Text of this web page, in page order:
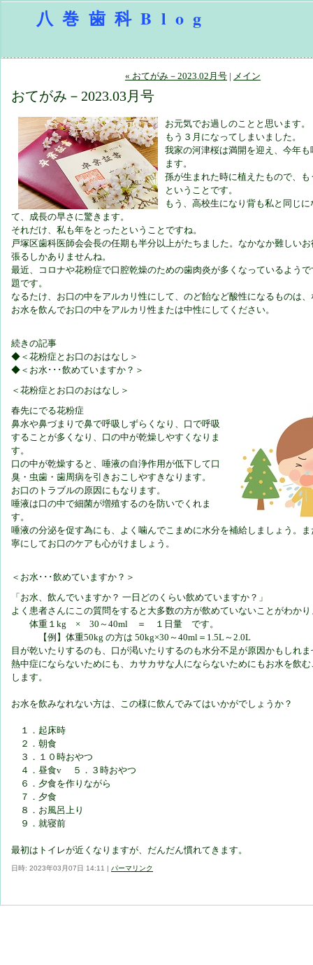
八巻歯科Blog
« おてがみ－2023.02月号 | メイン
おてがみ－2023.03月号
お元気でお過しのことと思います。
もう３月になってしまいました。
我家の河津桜は満開を迎え、今年
ます。
孫が生まれた時に植えたもので、
ということです。
もう、高校生になり背も私と同じ
て、成長の早さに驚きます。
それだけ、私も年をとったということですね。
戸塚区歯科医師会会長の任期も半分以上がたちました。なかなか難しい
張るしかありませんね。
最近、コロナや花粉症で口腔乾燥のための歯肉炎が多くなっているよう
題です。
なるたけ、お口の中をアルカリ性にして、のど飴など酸性になるものは
お水を飲んでお口の中をアルカリ性または中性にしてください。
続きの記事
◆＜花粉症とお口のおはなし＞
◆＜お水･･･飲めていますか？＞
＜花粉症とお口のおはなし＞
春先にでる花粉症
鼻水や鼻づまりで鼻で呼吸しずらくなり、口で呼吸
することが多くなり、口の中が乾燥しやすくなりま
す。
口の中が乾燥すると、唾液の自浄作用が低下して口
臭・虫歯・歯周病を引きおこしやすきなります。
お口のトラブルの原因にもなります。
唾液は口の中で細菌が増殖するのを防いでくれま
す。
唾液の分泌を促す為にも、よく噛んでこまめに水分を補給しましょう。
寧にしてお口のケアも心がけましょう。
＜お水･･･飲めていますか？＞
「お水、飲んでいますか？ 一日どのくらい飲めていますか？」
よく患者さんにこの質問をすると大多数の方が飲めていないことがわか
体重１kg × 30～40ml ＝ １日量 です。
【例】体重50kg の方は 50kg×30～40ml＝1.5L～2.0L
目が乾いたりするのも、口が渇いたりするのも水分不足が原因かもしれ
熱中症にならないためにも、カサカサな人にならないためにもお水を飲
します。
お水を飲みなれない方は、この様に飲んでみてはいかがでしょうか？
１．起床時
２．朝食
３．１０時おやつ
４．昼食v ５．３時おやつ
６．夕食を作りながら
７．夕食
８．お風呂上り
９．就寝前
最初はトイレが近くなりますが、だんだん慣れてきます。
日時: 2023年03月07日 14:11 | パーマリンク